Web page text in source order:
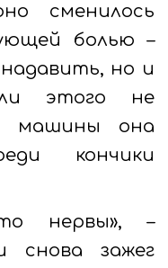
сменилось
болью –
но и
этого не
машины она
кончики
нервы», –
снова зажег